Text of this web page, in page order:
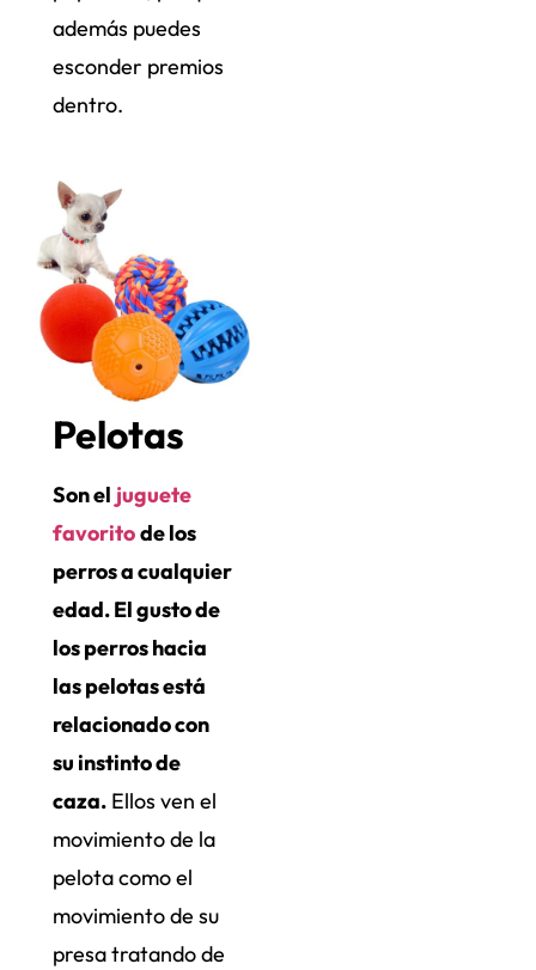
además puedes
esconder premios
dentro.
Pelotas
Son el juguete
favoritode los
perros a cualquier
edad. El gusto de
los perros hacia
las pelotas está
relacionado con
su instinto de
caza. Ellos ven el
movimiento de la
pelota como el
movimiento de su
presa tratando de